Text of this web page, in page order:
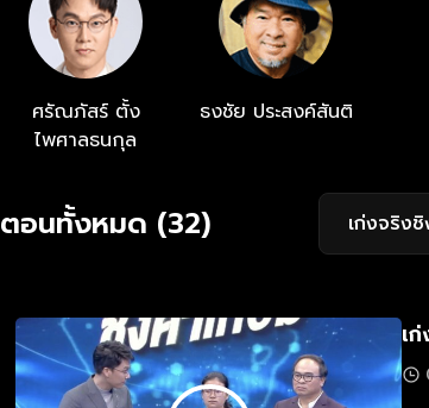
ศรัณภัสร์ ตั้ง
ไพศาลธนกุล
ธงชัย ประสงค์สันติ
ตอนทั้งหมด (32) เก่งจริง
เ